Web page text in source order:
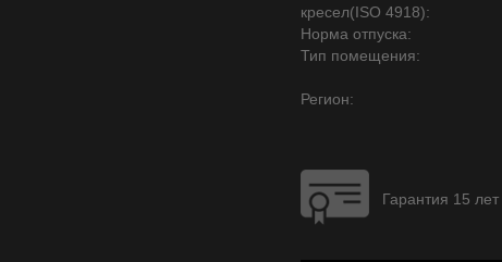
кресел(ISO 4918):
Норма отпуска:
Тип помещения:
Регион:
Гарантия 15